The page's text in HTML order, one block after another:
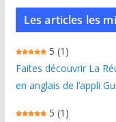
Les articles les
5 (1)
Faites découvrir La
en anglais de l’appli
5 (1)